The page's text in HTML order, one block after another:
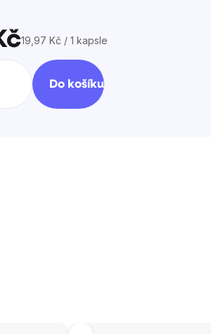
Měrná
cena:
19,97 Kč / 1 kapsle
Do košíku